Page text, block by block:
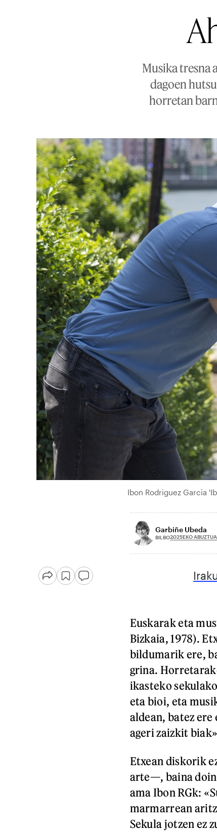
Musika tresna
dagoen
horretan
Ibon Rodriguez Garcia
Garbiñe Ubeda
BILBO2025EKO
Euskarak eta
Bizkaia, 1978).
bildumarik ere,
grina.
ikasteko
eta bioi, eta
aldean, batez
ageri zaizkit
Etxean diskorik
arte—, baina
ama Ibon RGk:
marmarrean
Sekula jotzen ez